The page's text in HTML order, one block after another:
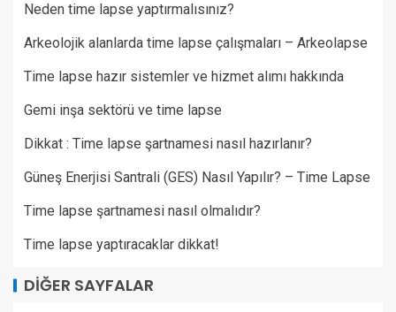
Neden time lapse yaptırmalısınız?
Arkeolojik alanlarda time lapse çalışmaları – Arkeolapse
Time lapse hazır sistemler ve hizmet alımı hakkında
Gemi inşa sektörü ve time lapse
Dikkat : Time lapse şartnamesi nasıl hazırlanır?
Güneş Enerjisi Santrali (GES) Nasıl Yapılır? – Time Lapse
Time lapse şartnamesi nasıl olmalıdır?
Time lapse yaptıracaklar dikkat!
DIĞER SAYFALAR